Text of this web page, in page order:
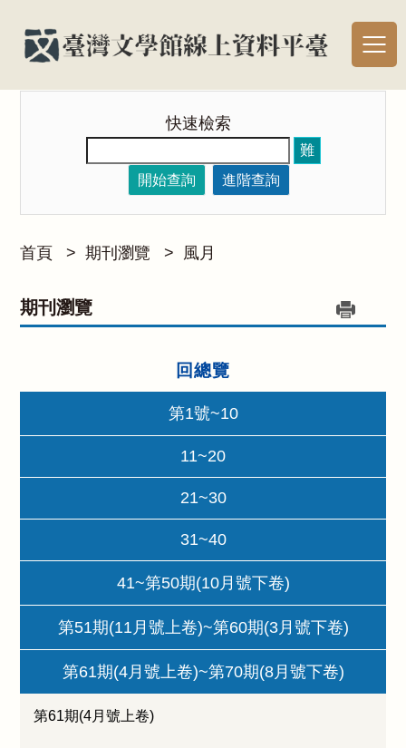
快速檢索
難
開始查詢
進階查詢
首頁 > 期刊瀏覽 > 風月
期刊瀏覽
回總覽
第1號~10
11~20
21~30
31~40
41~第50期(10月號下卷)
第51期(11月號上卷)~第60期(3月號下卷)
第61期(4月號上卷)~第70期(8月號下卷)
第61期(4月號上卷)